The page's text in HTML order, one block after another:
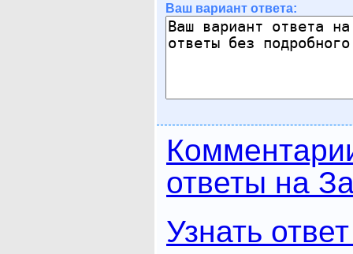
Ваш вариант ответа:
ответы на
Узнать